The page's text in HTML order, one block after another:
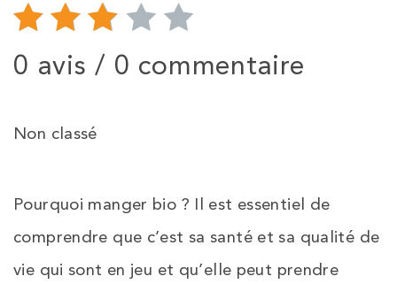
0 avis / 0 commentaire
Non classé
Pourquoi manger bio ? Il est essentiel de
comprendre que c’est sa santé et sa qualité de
vie qui sont en jeu et qu’elle peut prendre